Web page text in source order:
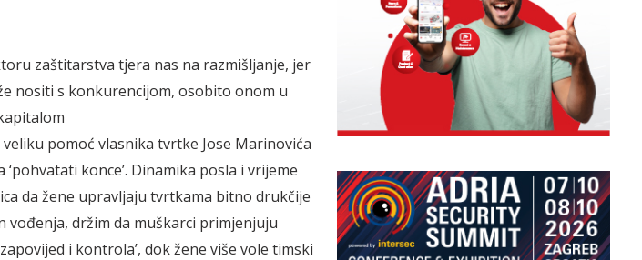
zaštitarstva tjera nas na razmišljanje, jer
nositi s konkurencijom, osobito onom u
pomoć vlasnika tvrtke Jose Marinovića
konce’. Dinamika posla i vrijeme
da žene upravljaju tvrtkama bitno drukčije
vođenja, držim da muškarci primjenjuju
i kontrola’, dok žene više vole timski